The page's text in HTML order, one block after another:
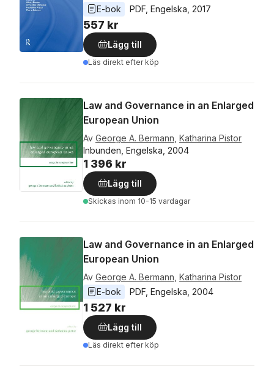
E-bok
PDF Engelska 2017
557 kr
Lägg till
Läs direkt efter köp
Law and Governance in an Enlarged
European Union
Av George A. Bermann Katharina Pistor
Inbunden, Engelska, 2004
1 396 kr
Lägg till
Skickas inom 10-15 vardagar
Law and Governance in an Enlarged
European Union
Av George A. Bermann Katharina Pistor
E-bok
PDF Engelska 2004
1 527 kr
Lägg till
Läs direkt efter köp